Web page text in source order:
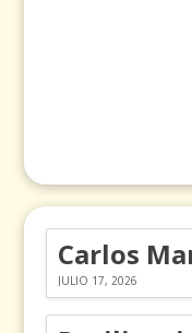
JULIO 17, 2026